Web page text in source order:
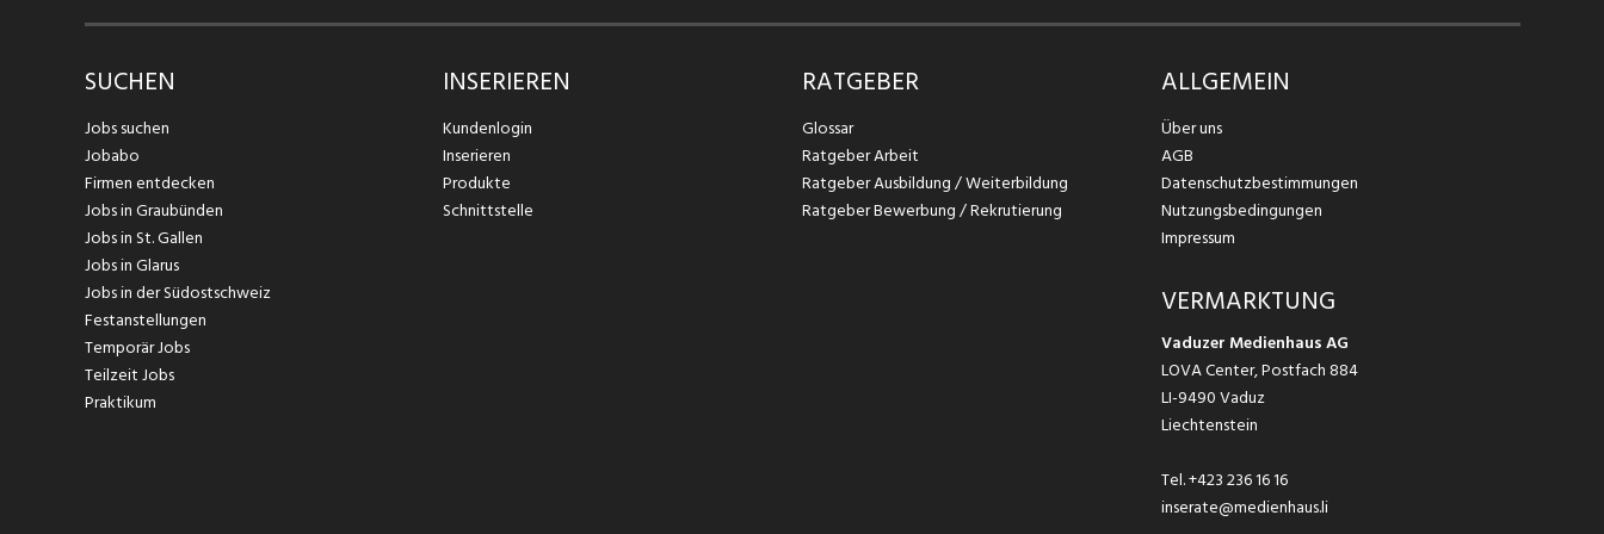
SUCHEN
Jobs suchen
Jobabo
Firmen entdecken
Jobs in Graubünden
Jobs in St. Gallen
Jobs in Glarus
Jobs in der Südostschweiz
Festanstellungen
Temporär Jobs
Teilzeit Jobs
Praktikum
INSERIEREN
Kundenlogin
Inserieren
Produkte
Schnittstelle
RATGEBER
Glossar
Ratgeber Arbeit
Ratgeber Ausbildung / Weiterbildung
Ratgeber Bewerbung / Rekrutierung
ALLGEMEIN
Über uns
AGB
Datenschutzbestimmungen
Nutzungsbedingungen
Impressum
VERMARKTUNG
Vaduzer Medienhaus AG
LOVA Center, Postfach 884
LI-9490 Vaduz
Liechtenstein
Tel.+423 236 16 16
inserate@medienhaus.li